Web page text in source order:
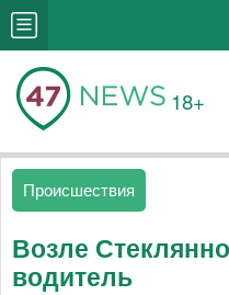
18+
Происшествия
Возле
водитель